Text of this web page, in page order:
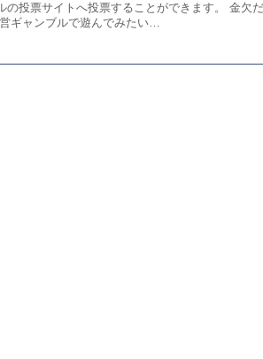
投票サイトへ投票することができます。 金欠だ
ギャンブルで遊んでみたい…